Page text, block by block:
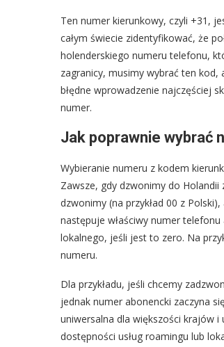
Ten numer kierunkowy, czyli +31,
całym świecie zidentyfikować, że
holenderskiego numeru telefonu,
zagranicy, musimy wybrać ten kod,
błędne wprowadzenie najczęściej
numer.
Jak poprawnie wybrać
Wybieranie numeru z kodem
Zawsze, gdy dzwonimy do
dzwonimy (na przykład 00 z
następuje właściwy numer
lokalnego, jeśli jest to zero. Na
numeru.
Dla przykładu, jeśli chcemy
jednak numer abonencki zaczyna
uniwersalna dla większości krajów
dostępności usług roamingu lub